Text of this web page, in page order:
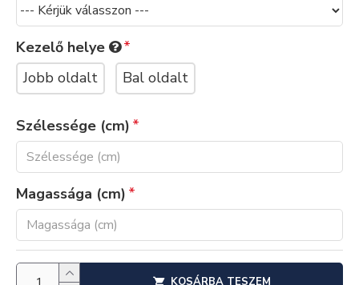
Kezelő helye
Jobb oldalt
Bal oldalt
Szélessége (cm)
Magassága (cm)